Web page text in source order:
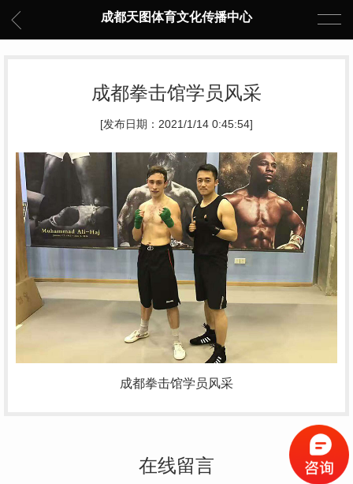
成都天图体育文化传播中心
成都拳击馆学员风采
[发布日期：2021/1/14 0:45:54]
成都拳击馆学员风采
在线留言